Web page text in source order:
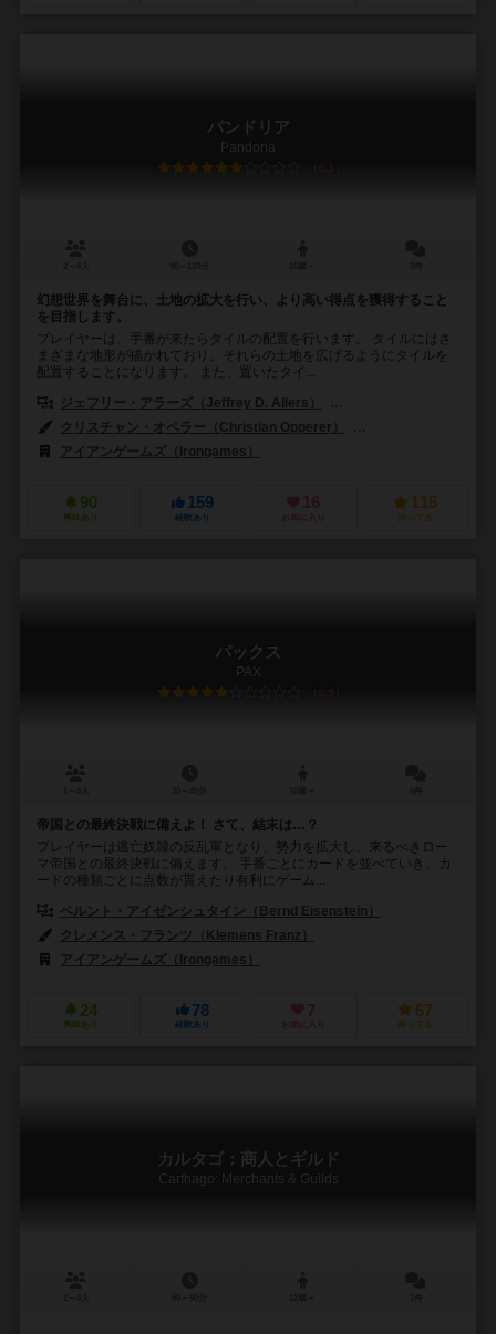
パンドリア
Pandoria
6.1
幻想世界を舞台に、土地の拡大を行い、より高い得点を獲得すること
を目指します。
プレイヤーは、手番が来たらタイルの配置を行います。 タイルにはさ
まざまな地形が描かれており、それらの土地を広げるようにタイルを
配置することになります。 また、置いたタイ...
ジェフリー・アラーズ（Jeffrey D. Allers）
クリスチャン・オペラー（Christian Opperer）
アイアンゲームズ（Irongames）
90
興味あり
159
経験あり
16
お気に入り
115
持ってる
パックス
PAX
5.9
帝国との最終決戦に備えよ！ さて、結末は…？
プレイヤーは逃亡奴隷の反乱軍となり、勢力を拡大し、来るべきロー
マ帝国との最終決戦に備えます。 手番ごとにカードを並べていき、カ
ードの種類ごとに点数が貰えたり有利にゲーム...
ベルント・アイゼンシュタイン（Bernd Eisenstein）
クレメンス・フランツ（Klemens Franz）
アイアンゲームズ（Irongames）
24
興味あり
78
経験あり
7
お気に入り
67
持ってる
カルタゴ：商人とギルド
Carthago: Merchants & Guilds